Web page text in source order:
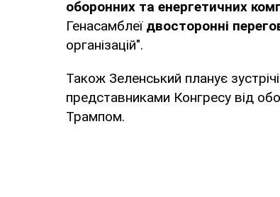
оборонних та енергетичних
Генасамблеїдвосторонні
організацій".
Також Зеленський планує
представниками Конгресу від
Трампом.